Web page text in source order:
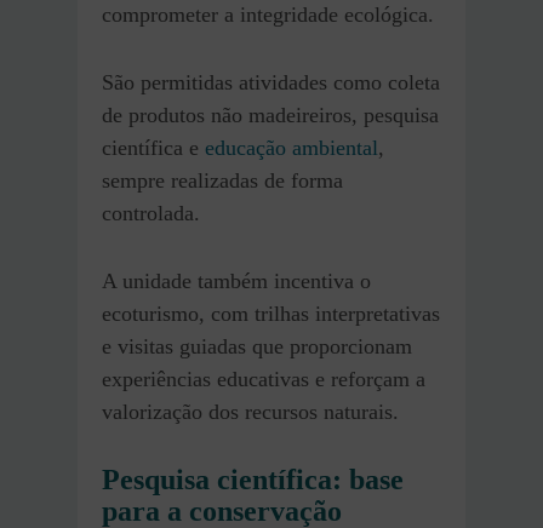
comprometer a integridade ecológica.
São permitidas atividades como coleta
de produtos não madeireiros, pesquisa
científica e educação ambiental,
sempre realizadas de forma
controlada.
A unidade também incentiva o
ecoturismo, com trilhas interpretativas
e visitas guiadas que proporcionam
experiências educativas e reforçam a
valorização dos recursos naturais.
Pesquisa científica: base
para a conservação